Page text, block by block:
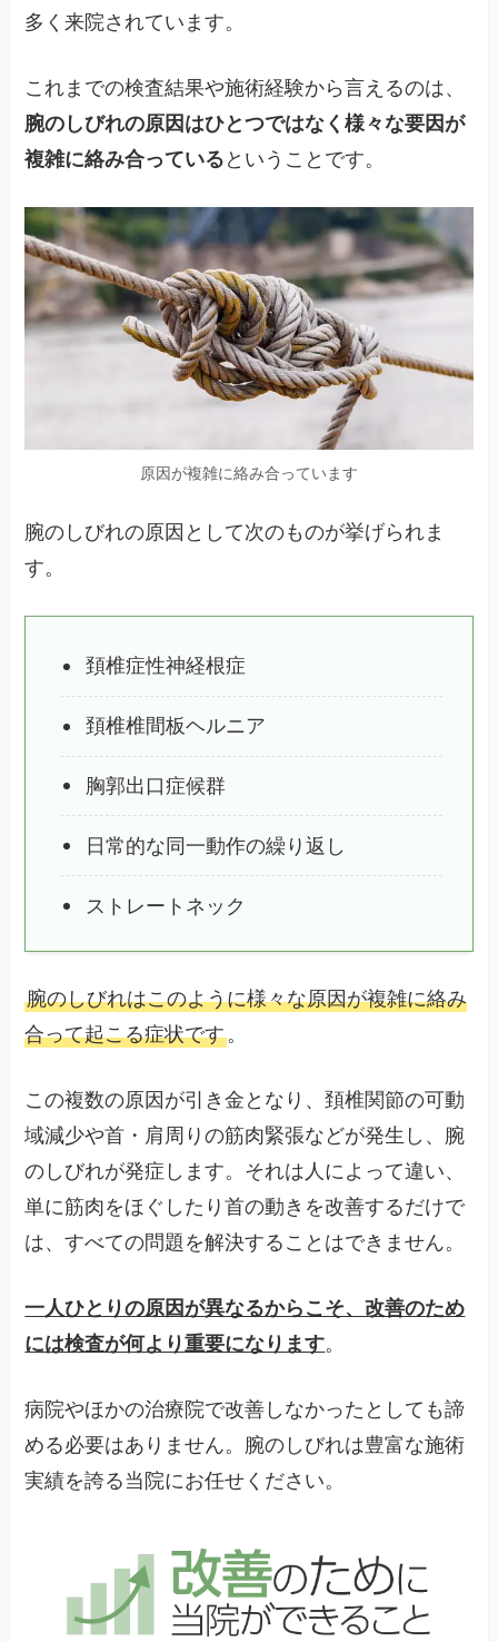
多く来院されています。
これまでの検査結果や施術経験から言えるのは、
腕のしびれの原因はひとつではなく様々な要因が
複雑に絡み合っている ということです。
原因が複雑に絡み合っています
腕のしびれの原因として次のものが挙げられま
す。
頚椎症性神経根症
頚椎椎間板ヘルニア
胸郭出口症候群
日常的な同一動作の繰り返し
ストレートネック
腕のしびれはこのように様々な原因が複雑に絡み
合って起こる症状です。
この複数の原因が引き金となり、頚椎関節の可動
域減少や首・肩周りの筋肉緊張などが発生し、腕
のしびれが発症します。それは人によって違い、
単に筋肉をほぐしたり首の動きを改善するだけで
は、すべての問題を解決することはできません。
一人ひとりの原因が異なるからこそ、改善のため
には検査が何より重要になります。
病院やほかの治療院で改善しなかったとしても諦
める必要はありません。腕のしびれは豊富な施術
実績を誇る当院にお任せください。